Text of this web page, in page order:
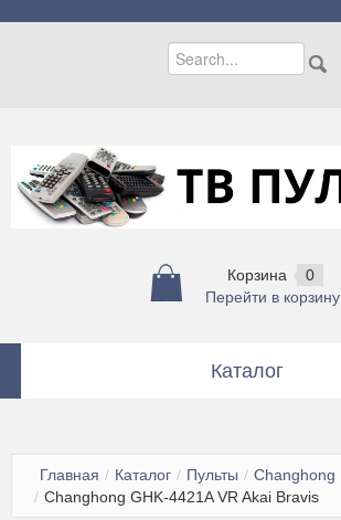
Корзина
0
Перейти в корзину
Каталог
Цифровые приставки
Главная / Каталог / Пульты / Changhong
/ Changhong GHK-4421A VR Akai Bravis